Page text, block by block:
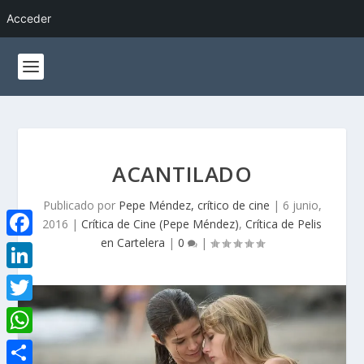
Acceder
ACANTILADO
Publicado por Pepe Méndez, crítico de cine | 6 junio,
2016 | Crítica de Cine (Pepe Méndez), Crítica de Pelis
en Cartelera | 0 |
F
a
c
e
b
L
i
n
k
T
w
W